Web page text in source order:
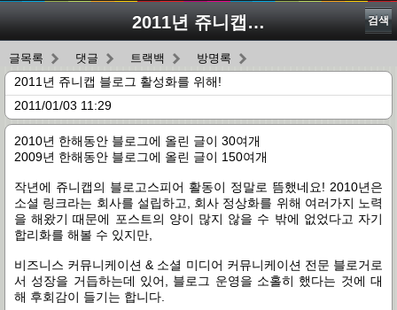
2011년 쥬니캡 블로그 활성화를 위해! 검색
글목록 댓글 트랙백 방명록
2011년 쥬니캡 블로그 활성화를 위해!
2011/01/03 11:29
2010년 한해동안 블로그에 올린 글이 30여개
2009년 한해동안 블로그에 올린 글이 150여개
작년에 쥬니캡의 블로고스피어 활동이 정말로 뜸했네요! 2010년은
소셜 링크라는 회사를 설립하고, 회사 정상화를 위해 여러가지 노력
을 해왔기 때문에 포스트의 양이 많지 않을 수 밖에 없었다고 자기
합리화를 해볼 수 있지만,
비즈니스 커뮤니케이션 & 소셜 미디어 커뮤니케이션 전문 블로거로
서 성장을 거듭하는데 있어, 블로그 운영을 소홀히 했다는 것에 대
해 후회감이 들기는 합니다.